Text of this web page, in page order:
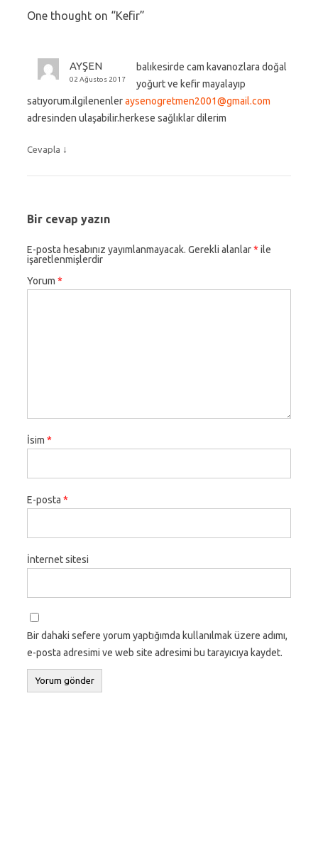
One thought on “Kefir”
AYŞEN
02 Ağustos 2017
balıkesirde cam kavanozlara doğal
yoğurt ve kefir mayalayıp
satıyorum.ilgilenenleraysenogretmen2001@gmail.com
adresinden ulaşabilir.herkese sağlıklar dilerim
Cevapla ↓
Bir cevap yazın
E-posta hesabınız yayımlanmayacak. Gerekli alanlar* ile
işaretlenmişlerdir
Yorum *
İsim *
E-posta *
İnternet sitesi
Bir dahaki sefere yorum yaptığımda kullanılmak üzere adımı,
e-posta adresimi ve web site adresimi bu tarayıcıya kaydet.